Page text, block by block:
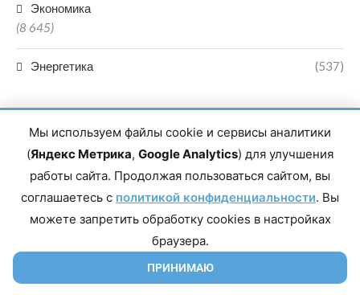
Экономика
(8 645)
Энергетика (537)
Главный редактор сетевого издания Магомаев Тимур Нухович.
Контакты редакции: 8(988)-292-94-34 Почта: vestiskfo@gmail.com По
Республика Дагестан, г. Махачкала, пр-т Насрутдинова, д. 1а. Все
права защищены. Копирование и использование полных материалов
запрещено, частичное цитирование возможно только при условии
Мы используем файлы cookie и сервисы аналитики
(Яндекс Метрика, Google Analytics) для улучшения
работы сайта. Продолжая пользоваться сайтом, вы
соглашаетесь с политикой конфиденциальности. Вы
можете запретить обработку cookies в настройках
браузера.
ПРИНИМАЮ